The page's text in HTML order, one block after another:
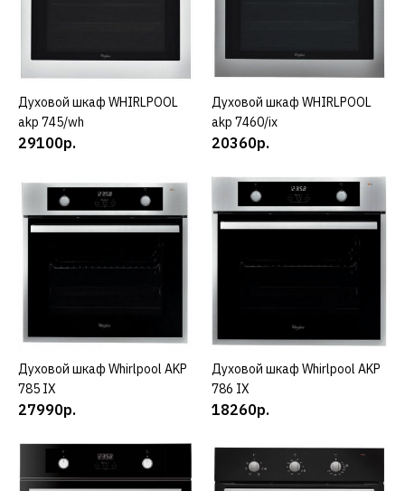
ДОБАВИТЬ В ПОЖЕЛАНИЯ
WHIRLPOOL
Духовой шкаф
WHIRLPOOL akp 738/ix
17300р.
WHIRLPOOL
Духовой шкаф
WHIRLPOOL akp 738/wh
17360р.
КУПИТЬ
Духовой шкаф WHIRLPOOL
akp 745/wh
29100р.
КУПИТЬ
Духовой шкаф WHIRLPOOL
akp 7460/ix
20360р.
КУПИТЬ
Духовой шкаф Whirlpool AKP
785 IX
27990р.
КУПИТЬ
Духовой шкаф Whirlpool AKP
786 IX
18260р.